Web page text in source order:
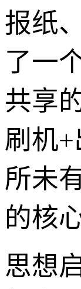
报纸
了一
共享
刷机
所未
的核
思想